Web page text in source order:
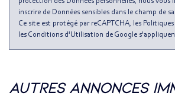
inscrire de Données sensibles dans le champ de
Ce site est protégé par reCAPTCHA, les
les Conditions d'Utilisation de Google
autres annonces immobilières